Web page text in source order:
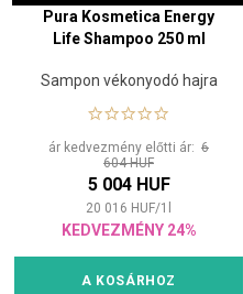
Pura Kosmetica Energy
Life Shampoo 250 ml
Sampon vékonyodó hajra
ár kedvezmény előtti ár: 6
604 HUF
5 004 HUF
20 016 HUF/1
KEDVEZMÉNY 24%
A KOSÁRHOZ